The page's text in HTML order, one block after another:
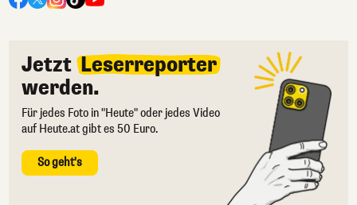
Jetzt Leserreporter
werden.
Für jedes Foto in "Heute" oder jedes Video
auf Heute.at gibt es 50 Euro.
So geht's